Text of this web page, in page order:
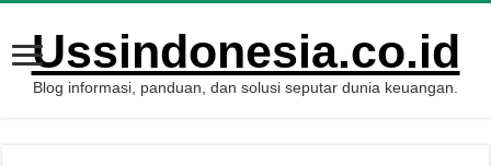
Ussindonesia.co.id
Blog informasi, panduan, dan solusi seputar dunia keuangan.